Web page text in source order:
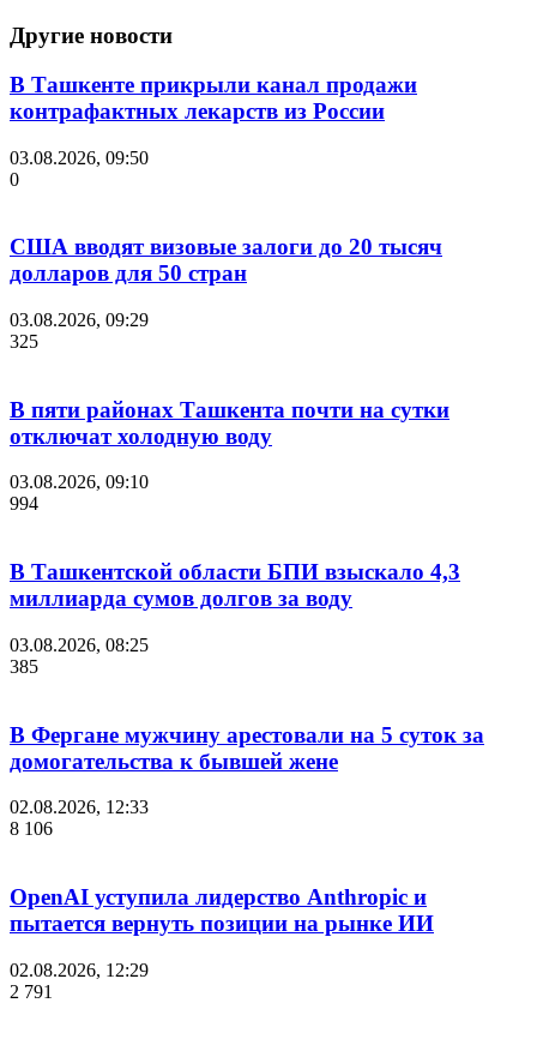
Другие новости
В Ташкенте прикрыли канал продажи
контрафактных лекарств из России
03.08.2026, 09:50
0
США вводят визовые залоги до 20 тысяч
долларов для 50 стран
03.08.2026, 09:29
325
В пяти районах Ташкента почти на сутки
отключат холодную воду
03.08.2026, 09:10
994
В Ташкентской области БПИ взыскало 4,3
миллиарда сумов долгов за воду
03.08.2026, 08:25
385
В Фергане мужчину арестовали на 5 суток за
домогательства к бывшей жене
02.08.2026, 12:33
8 106
OpenAI уступила лидерство Anthropic и
пытается вернуть позиции на рынке ИИ
02.08.2026, 12:29
2 791